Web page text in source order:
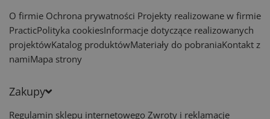
O firmie Ochrona prywatności Projekty realizowane w firmie
PracticPolityka cookiesInformacje dotyczące realizowanych
projektówKatalog produktówMateriały do pobraniaKontakt z
namiMapa strony
Zakupy
Regulamin sklepu internetowego Zwroty i reklamacje